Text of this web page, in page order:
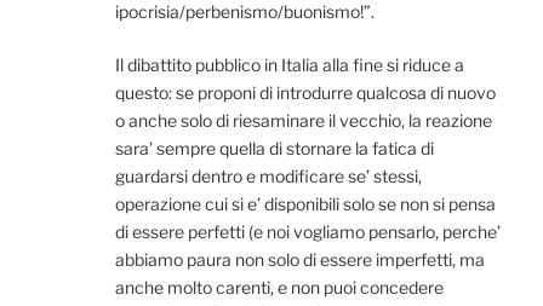
ipocrisia/perbenismo/buonismo!”.
Il dibattito pubblico in Italia alla fine si riduce a
questo: se proponi di introdurre qualcosa di nuovo
o anche solo di riesaminare il vecchio, la reazione
sara’ sempre quella di stornare la fatica di
guardarsi dentro e modificare se’ stessi,
operazione cui si e’ disponibili solo se non si pensa
di essere perfetti (e noi vogliamo pensarlo, perche’
abbiamo paura non solo di essere imperfetti, ma
anche molto carenti, e non puoi concedere